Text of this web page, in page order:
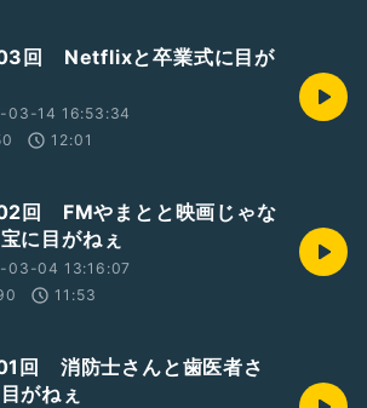
回 Netflixと卒業式に目が
03-14 16:53:34
12:01
回 FMやまとと映画じゃな
に目がねぇ
03-04 13:16:07
11:53
回 消防士さんと歯医者さ
がねぇ